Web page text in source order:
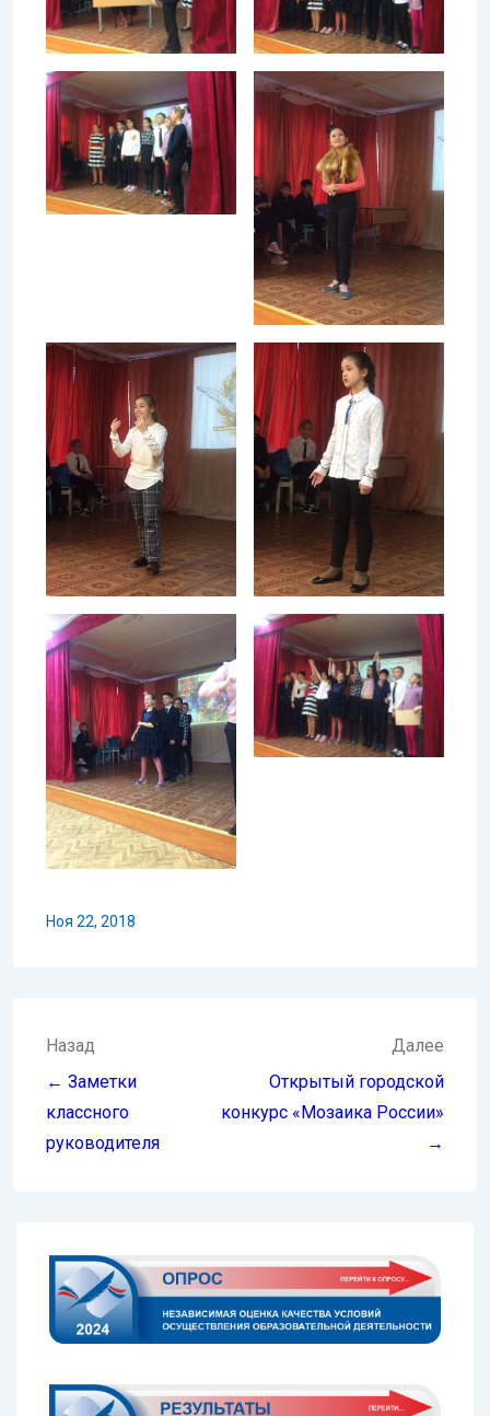
Ноя 22, 2018
Навигация
по
записям
Назад
← Заметки
классного
руководителя
Далее
Открытый городской
конкурс «Мозаика России»
→